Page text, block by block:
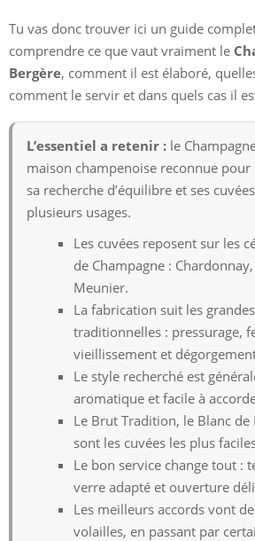
Tu vas donc trouver ici un guide
comprendre ce que vaut vraiment le
Bergère, comment il est élaboré,
comment le servir et dans quels cas il
L’essentiel a retenir : le
maison champenoise reconnue pour
sa recherche d’équilibre et ses
plusieurs usages.
Les cuvées reposent sur les
de Champagne :
Meunier.
La fabrication suit les
traditionnelles : pressurage,
vieillissement et
Le style recherché est
aromatique et facile à
Le Brut Tradition, le Blanc de
sont les cuvées les plus
Le bon service change tout :
verre adapté et ouverture
Les meilleurs accords vont
volailles, en passant par